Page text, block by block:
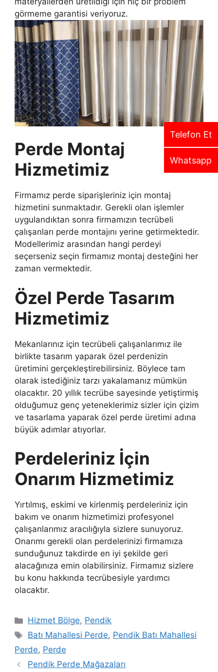
Telefon Et
Whatsapp
görmeme garantisi veriyoruz.
Perde Montaj
Hizmetimiz
Firmamız perde siparişleriniz için montaj
hizmetini sunmaktadır. Gerekli olan işlemler
uygulandıktan sonra firmamızın tecrübeli
çalışanları perde montajını yerine getirmektedir.
Modellerimiz arasından hangi perdeyi
seçerseniz seçin firmamız montaj desteğini her
zaman vermektedir.
Özel Perde Tasarım
Hizmetimiz
Mekanlarınız için tecrübeli çalışanlarımız ile
birlikte tasarım yaparak özel perdenizin
üretimini gerçekleştirebilirsiniz. Böylece tam
olarak istediğiniz tarzı yakalamanız mümkün
olacaktır. 20 yıllık tecrübe sayesinde yetiştirmiş
olduğumuz genç yeteneklerimiz sizler için çizim
ve tasarlama yaparak özel perde üretimi adına
büyük adımlar atıyorlar.
Perdeleriniz İçin
Onarım Hizmetimiz
Yırtılmış, eskimi ve kirlenmiş perdeleriniz için
bakım ve onarım hizmetimizi profesyonel
çalışanlarımız aracılığıyla sizlere sunuyoruz.
Onarımı gerekli olan perdelerinizi firmamıza
sunduğunuz takdirde en iyi şekilde geri
alacağınıza emin olabilirsiniz. Firmamız sizlere
bu konu hakkında tecrübesiyle yardımcı
olacaktır.
Hizmet Bölge, Pendik
Batı Mahallesi Perde, Pendik Batı Mahallesi
Perde, Perde
Pendik Perde Mağazaları